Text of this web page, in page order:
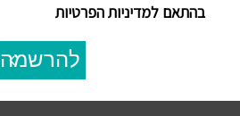
בהתאם למדיניות הפרטיות
להרשמה